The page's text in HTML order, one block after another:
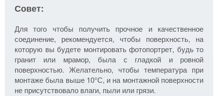
Совет:
Для того чтобы получить прочное и качественное
соединение, рекомендуется, чтобы поверхность, на
которую вы будете монтировать фотопортрет, будь то
гранит или мрамор, была с гладкой и ровной
поверхностью. Желательно, чтобы температура при
монтаже была выше 10°С, и на монтажной поверхности
не присутствовало влаги, пыли или грязи.